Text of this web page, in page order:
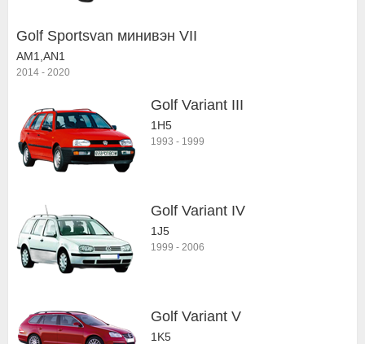
Golf Sportsvan минивэн VII
AM1,AN1
2014 - 2020
Golf Variant III
1H5
1993 - 1999
Golf Variant IV
1J5
1999 - 2006
Golf Variant V
1K5